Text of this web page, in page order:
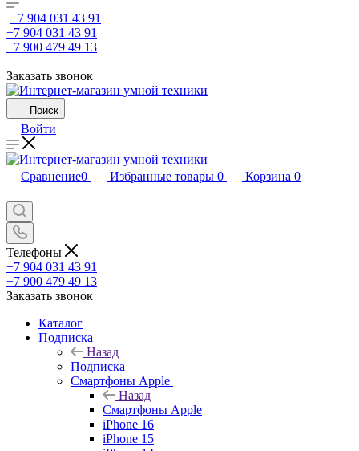
+7 904 031 43 91
+7 904 031 43 91
+7 900 479 49 13
Заказать звонок
Поиск
Войти
Сравнение0 Избранные товары 0 Корзина 0
Телефоны
+7 904 031 43 91
+7 900 479 49 13
Заказать звонок
Каталог
Подписка
Назад
Подписка
Смартфоны Apple
Назад
Смартфоны Apple
iPhone 16
iPhone 15